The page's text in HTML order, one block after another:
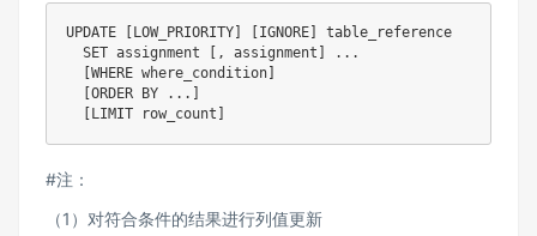
UPDATE [LOW_PRIORITY] [IGNORE] table_reference
  SET assignment [, assignment] ...
  [WHERE where_condition]
  [ORDER BY ...]
  [LIMIT row_count]
#注：
（1）对符合条件的结果进行列值更新